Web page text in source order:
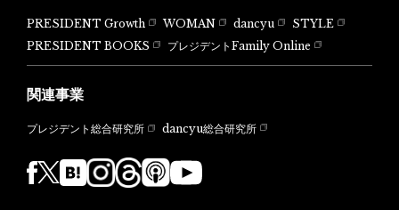
PRESIDENT Growth WOMAN dancyu
STYLE
PRESIDENT BOOKS
プレジデントFamily Online
関連事業
プレジデント総合研究所 dancyu総合研究所